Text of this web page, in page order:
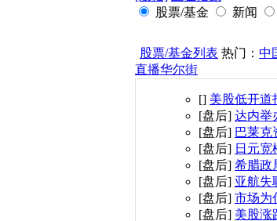
[其他]纽约原油 92.98
股票/基金 新闻
股票/基金列表 热门： 中
直播华尔街
[] 美股低开道
[盘后] 达内举
[盘后] 巴莱克
[盘后] 日元宽
[盘后] 希腊政
[盘后] 亚航失
[盘后] 市场为
[盘后] 美股涨